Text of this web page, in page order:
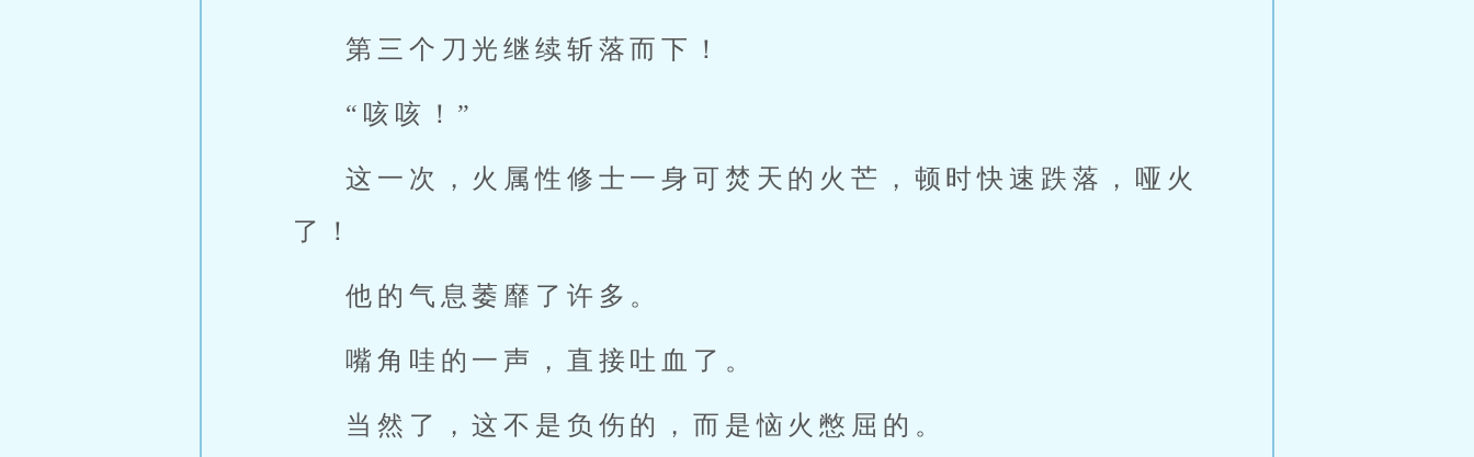
第三个刀光继续斩落而下！
“咳咳！”
这一次，火属性修士一身可焚天的火芒，顿时快速跌落，哑火
了！
他的气息萎靡了许多。
嘴角哇的一声，直接吐血了。
当然了，这不是负伤的，而是恼火憋屈的。